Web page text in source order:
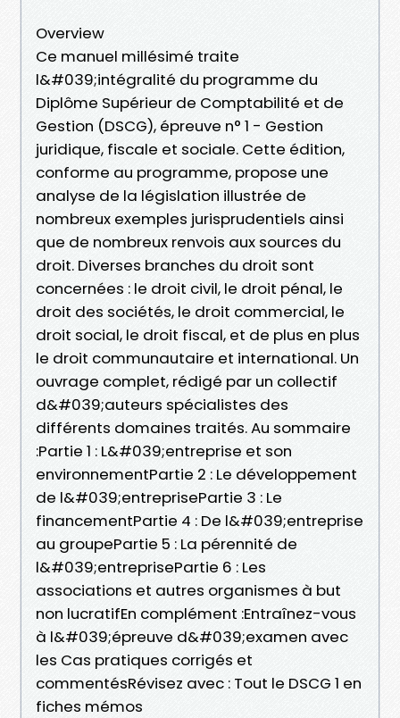
Overview
Ce manuel millésimé traite
l&#039;intégralité du programme du
Diplôme Supérieur de Comptabilité et de
Gestion (DSCG), épreuve n° 1 - Gestion
juridique, fiscale et sociale. Cette édition,
conforme au programme, propose une
analyse de la législation illustrée de
nombreux exemples jurisprudentiels ainsi
que de nombreux renvois aux sources du
droit. Diverses branches du droit sont
concernées : le droit civil, le droit pénal, le
droit des sociétés, le droit commercial, le
droit social, le droit fiscal, et de plus en plus
le droit communautaire et international. Un
ouvrage complet, rédigé par un collectif
d&#039;auteurs spécialistes des
différents domaines traités. Au sommaire
:Partie 1 : L&#039;entreprise et son
environnementPartie 2 : Le développement
de l&#039;entreprisePartie 3 : Le
financementPartie 4 : De l&#039;entreprise
au groupePartie 5 : La pérennité de
l&#039;entreprisePartie 6 : Les
associations et autres organismes à but
non lucratifEn complément :Entraînez-vous
à l&#039;épreuve d&#039;examen avec
les Cas pratiques corrigés et
commentésRévisez avec : Tout le DSCG 1 en
fiches mémos